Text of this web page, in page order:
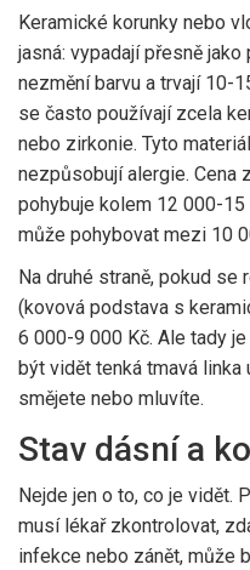
Keramické korunky nebo
jasná: vypadají přesně
nezmění barvu a trvají 10-
se často používají zcela
nebo zirkonie. Tyto
nezpůsobují alergie. Cena
pohybuje kolem 12 000-
může pohybovat mezi 10
Na druhé straně, pokud
(kovová podstava s
6 000-9 000 Kč. Ale tady
být vidět tenká tmavá linka
smějete nebo mluvíte.
Stav dásní a
Nejde jen o to, co je vidět.
musí lékař zkontrolovat,
infekce nebo zánět, může